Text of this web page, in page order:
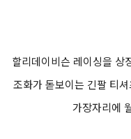
할리데이비슨 레이싱을 상
조화가 돋보이는 긴팔 티
가장자리에